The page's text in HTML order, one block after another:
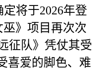
将于2026年登
巫》项目再次次
征队》凭仗其受
喜爱的脚色、难